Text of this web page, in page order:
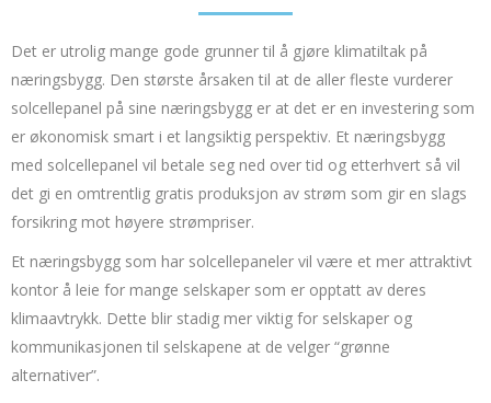
Det er utrolig mange gode grunner til å gjøre klimatiltak på
næringsbygg. Den største årsaken til at de aller fleste vurderer
solcellepanel på sine næringsbygg er at det er en investering som
er økonomisk smart i et langsiktig perspektiv. Et næringsbygg
med solcellepanel vil betale seg ned over tid og etterhvert så vil
det gi en omtrentlig gratis produksjon av strøm som gir en slags
forsikring mot høyere strømpriser.
Et næringsbygg som har solcellepaneler vil være et mer attraktivt
kontor å leie for mange selskaper som er opptatt av deres
klimaavtrykk. Dette blir stadig mer viktig for selskaper og
kommunikasjonen til selskapene at de velger “grønne
alternativer”.